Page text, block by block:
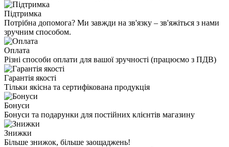
Підтримка
Потрібна допомога? Ми завжди на зв'язку – зв'яжіться з нами
зручним способом.
Оплата
Різні способи оплати для вашої зручності (працюємо з ПДВ)
Гарантія якості
Тільки якісна та сертифікована продукція
Бонуси
Бонуси та подарунки для постійних клієнтів магазину
Знижки
Більше знижок, більше заощаджень!